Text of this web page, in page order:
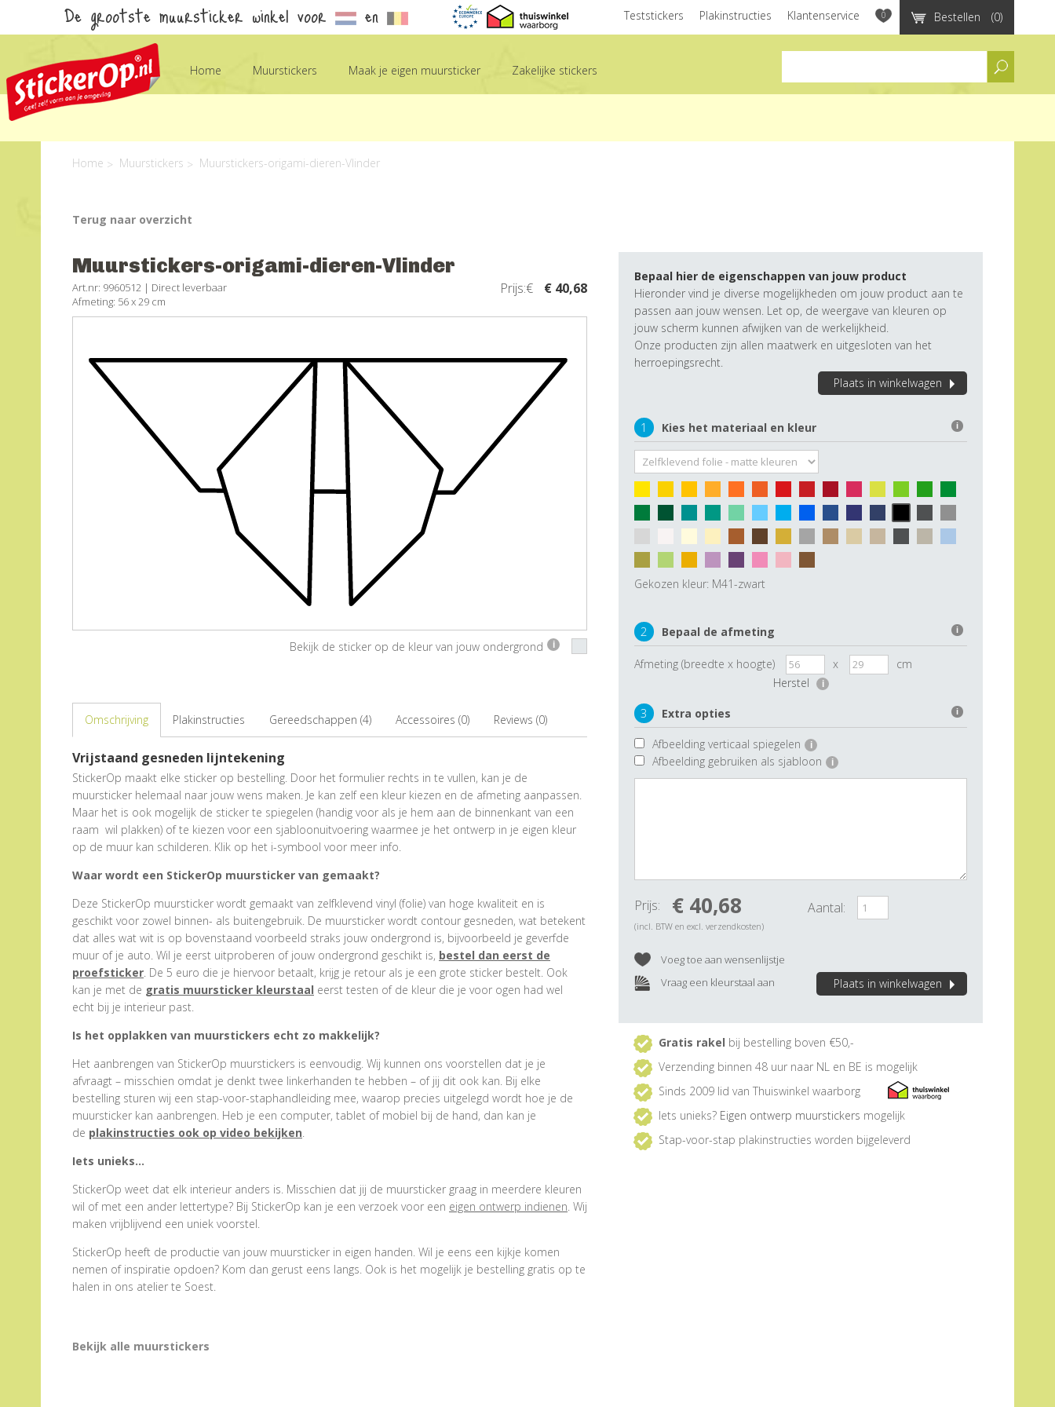
De grootste muursticker winkel voor en Bestellen (0)
Teststickers Plakinstructies Klantenservice 0
Home Muurstickers Maak je eigen muursticker Zakelijke stickers
Home Muurstickers Muurstickers-origami-dieren-Vlinder
Terug naar overzicht
Muurstickers-origami-dieren-Vlinder
Art.nr: 9960512 | Direct leverbaar
Afmeting: 56 x 29 cm
Prijs:€ € 40,68
Bekijk de sticker op de kleur van jouw ondergrond i
Omschrijving Plakinstructies Gereedschappen (4) Accessoires (0) Reviews (0)
Vrijstaand gesneden lijntekening
StickerOp maakt elke sticker op bestelling. Door het formulier rechts in te vullen, kan je de
muursticker helemaal naar jouw wens maken. Je kan zelf een kleur kiezen en de afmeting aanpassen.
Maar het is ook mogelijk de sticker te spiegelen (handig voor als je hem aan de binnenkant van een
raam wil plakken) of te kiezen voor een sjabloonuitvoering waarmee je het ontwerp in je eigen kleur
op de muur kan schilderen. Klik op het i-symbool voor meer info.
Waar wordt een StickerOp muursticker van gemaakt?
Deze StickerOp muursticker wordt gemaakt van zelfklevend vinyl (folie) van hoge kwaliteit en is
geschikt voor zowel binnen- als buitengebruik. De muursticker wordt contour gesneden, wat betekent
dat alles wat wit is op bovenstaand voorbeeld straks jouw ondergrond is, bijvoorbeeld je geverfde
muur of je auto. Wil je eerst uitproberen of jouw ondergrond geschikt is, bestel dan eerst de
proefsticker. De 5 euro die je hiervoor betaalt, krijg je retour als je een grote sticker bestelt. Ook
kan je met de gratis muursticker kleurstaal eerst testen of de kleur die je voor ogen had wel
echt bij je interieur past.
Is het opplakken van muurstickers echt zo makkelijk?
Het aanbrengen van StickerOp muurstickers is eenvoudig. Wij kunnen ons voorstellen dat je je
afvraagt – misschien omdat je denkt twee linkerhanden te hebben – of jij dit ook kan. Bij elke
bestelling sturen wij een stap-voor-staphandleiding mee, waarop precies uitgelegd wordt hoe je de
muursticker kan aanbrengen. Heb je een computer, tablet of mobiel bij de hand, dan kan je
de plakinstructies ook op video bekijken.
Iets unieks…
StickerOp weet dat elk interieur anders is. Misschien dat jij de muursticker graag in meerdere kleuren
wil of met een ander lettertype? Bij StickerOp kan je een verzoek voor een eigen ontwerp indienen. Wij
maken vrijblijvend een uniek voorstel.
StickerOp heeft de productie van jouw muursticker in eigen handen. Wil je eens een kijkje komen
nemen of inspiratie opdoen? Kom dan gerust eens langs. Ook is het mogelijk je bestelling gratis op te
halen in ons atelier te Soest.
Bekijk alle muurstickers
Bepaal hier de eigenschappen van jouw product
Hieronder vind je diverse mogelijkheden om jouw product aan te
passen aan jouw wensen. Let op, de weergave van kleuren op
jouw scherm kunnen afwijken van de werkelijkheid.
Onze producten zijn allen maatwerk en uitgesloten van het
herroepingsrecht.
Plaats in winkelwagen
1 Kies het materiaal en kleur i
Gekozen kleur: M41-zwart
2 Bepaal de afmeting i
Afmeting (breedte x hoogte) x
cm
Herstel
i
3 Extra opties i
Afbeelding verticaal spiegelen i
Afbeelding gebruiken als sjabloon i
Plaats in winkelwagen
Prijs: € 40,68
(incl. BTW en excl. verzendkosten)
Aantal:
Voeg toe aan wensenlijstje
Vraag een kleurstaal aan
Gratis rakel bij bestelling boven €50,-
Verzending binnen 48 uur naar NL en BE is mogelijk
Sinds 2009 lid van Thuiswinkel waarborg
Iets unieks? Eigen ontwerp muurstickers mogelijk
Stap-voor-stap plakinstructies worden bijgeleverd